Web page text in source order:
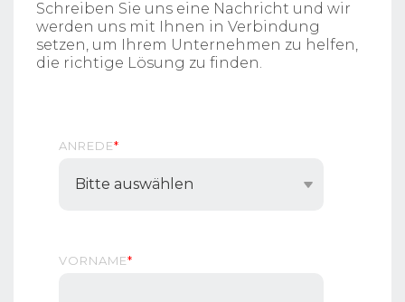
Schreiben Sie uns eine Nachricht und wir
werden uns mit Ihnen in Verbindung
setzen, um Ihrem Unternehmen zu helfen,
die richtige Lösung zu finden.
ANREDE*
VORNAME*